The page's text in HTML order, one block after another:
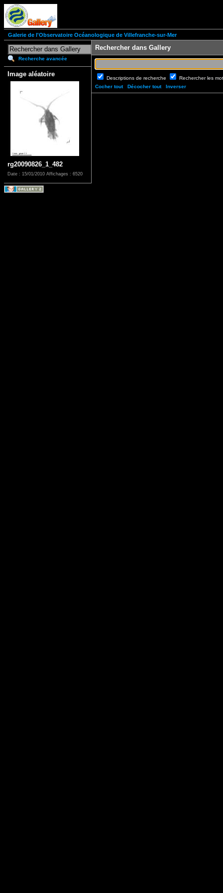
Galerie de l'Observatoire Océanologique de Villefranche-sur-Mer
Recherche avancée
Image aléatoire
rg20090826_1_482
Date : 15/01/2010 Affichages : 6520
Rechercher dans Gallery
Descriptions de recherche
Rechercher les
Cocher tout
Décocher tout Inverser